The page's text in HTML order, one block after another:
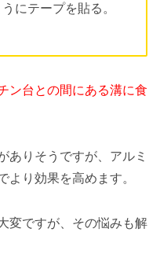
にテープを貼る。
ン台との間にある溝に食
ありそうですが、アルミ
より効果を高めます。
変ですが、その悩みも解